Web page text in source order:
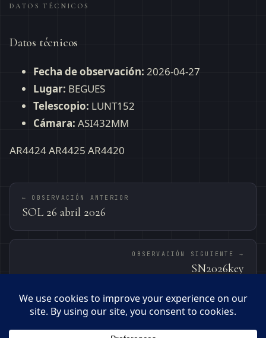
DATOS TÉCNICOS
Datos técnicos
Fecha de observación: 2026-04-27
Lugar: BEGUES
Telescopio: LUNT152
Cámara: ASI432MM
AR4424 AR4425 AR4420
← OBSERVACIÓN ANTERIOR
SOL 26 abril 2026
OBSERVACIÓN SIGUIENTE →
SN2026key